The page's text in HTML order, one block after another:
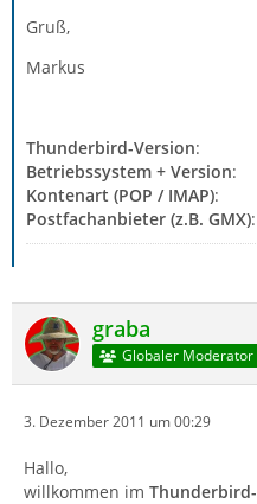
Gruß,
Markus
Thunderbird-Version:
Betriebssystem + Version:
Kontenart (POP / IMAP):
Postfachanbieter (z.B. GMX):
graba
Globaler Moderator
3. Dezember 2011 um 00:29
Hallo,
willkommen im Thunderbird-